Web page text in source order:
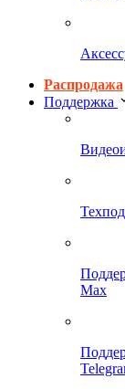
Распродажа
Поддержка
Max